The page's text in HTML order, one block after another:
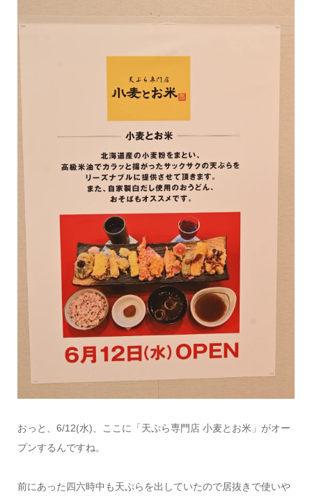
おっと、6/12(水)、ここに「天ぷら専門店 小麦とお米」がオー
プンするんですね。
前にあった四六時中も天ぷらを出していたので居抜きで使いや